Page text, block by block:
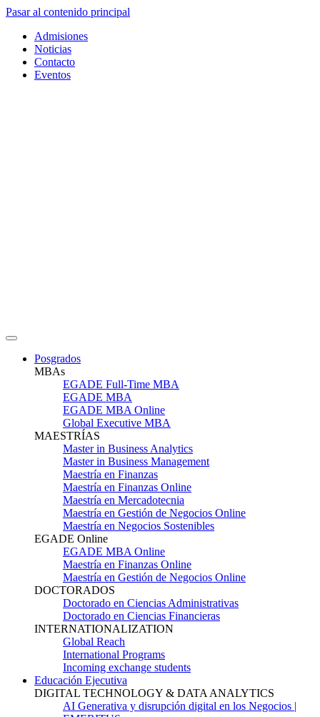
Pasar al contenido principal
Admisiones
Noticias
Contacto
Eventos
Posgrados
MBAs
EGADE Full-Time MBA
EGADE MBA
EGADE MBA Online
Global Executive MBA
MAESTRÍAS
Master in Business Analytics
Master in Business Management
Maestría en Finanzas
Maestría en Finanzas Online
Maestría en Mercadotecnia
Maestría en Gestión de Negocios Online
Maestría en Negocios Sostenibles
EGADE Online
EGADE MBA Online
Maestría en Finanzas Online
Maestría en Gestión de Negocios Online
DOCTORADOS
Doctorado en Ciencias Administrativas
Doctorado en Ciencias Financieras
INTERNATIONALIZATION
Global Reach
International Programs
Incoming exchange students
Educación Ejecutiva
DIGITAL TECHNOLOGY & DATA ANALYTICS
AI Generativa y disrupción digital en los Negocios |